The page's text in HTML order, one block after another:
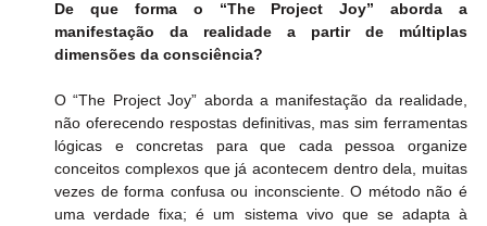
De que forma o “The Project Joy” aborda a
manifestação da realidade a partir de múltiplas
dimensões da consciência?
O “The Project Joy” aborda a manifestação da realidade,
não oferecendo respostas definitivas, mas sim ferramentas
lógicas e concretas para que cada pessoa organize
conceitos complexos que já acontecem dentro dela, muitas
vezes de forma confusa ou inconsciente. O método não é
uma verdade fixa; é um sistema vivo que se adapta à